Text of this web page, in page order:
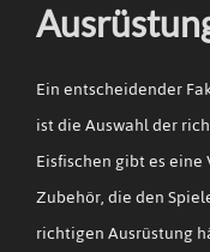
Ein entscheidender
ist die Auswahl der
Eisfischen gibt es
Zubehör, die den
richtigen Ausrüstung